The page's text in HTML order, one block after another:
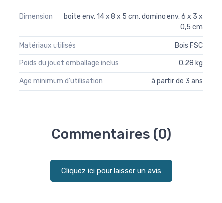
Dimension
boîte env. 14 x 8 x 5 cm, domino env. 6 x 3 x
0,5 cm
Matériaux utilisés Bois FSC
Poids du jouet emballage inclus 0.28 kg
Age minimum d'utilisation à partir de 3 ans
Commentaires (0)
Cliquez ici pour laisser un avis